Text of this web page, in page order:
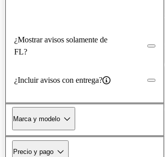
¿Mostrar avisos solamente de
FL?
¿Incluir avisos con entrega?
Marca y modelo
Precio y pago